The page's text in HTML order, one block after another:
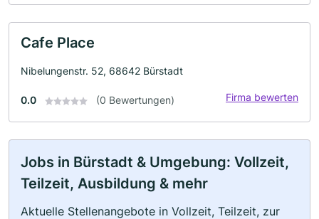
Cafe Place
Nibelungenstr. 52, 68642 Bürstadt
0.0 (0 Bewertungen) Firma bewerten
Jobs in Bürstadt & Umgebung: Vollzeit,
Teilzeit, Ausbildung & mehr
Aktuelle Stellenangebote in Vollzeit, Teilzeit, zur